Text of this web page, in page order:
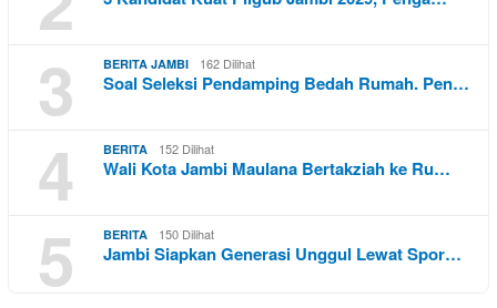
3 BERITA JAMBI 162 Dilihat
Soal Seleksi Pendamping Bedah Rumah. Pen…
4 BERITA 152 Dilihat
Wali Kota Jambi Maulana Bertakziah ke Ru…
5 BERITA 150 Dilihat
Jambi Siapkan Generasi Unggul Lewat Spor…